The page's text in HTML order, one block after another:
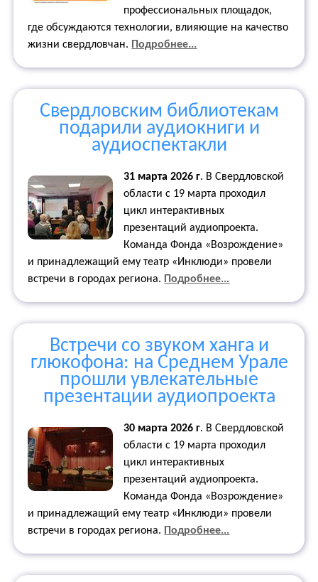
профессиональных площадок,
где обсуждаются технологии, влияющие на качество
жизни свердловчан. Подробнее...
Свердловским библиотекам
подарили аудиокниги и
аудиоспектакли
31 марта 2026 г. В Свердловской
области с 19 марта проходил
цикл интерактивных
презентаций аудиопроекта.
Команда Фонда «Возрождение»
и принадлежащий ему театр «Инклюди» провели
встречи в городах региона. Подробнее...
Встречи со звуком ханга и
глюкофона: на Среднем Урале
прошли увлекательные
презентации аудиопроекта
30 марта 2026 г. В Свердловской
области с 19 марта проходил
цикл интерактивных
презентаций аудиопроекта.
Команда Фонда «Возрождение»
и принадлежащий ему театр «Инклюди» провели
встречи в городах региона. Подробнее...